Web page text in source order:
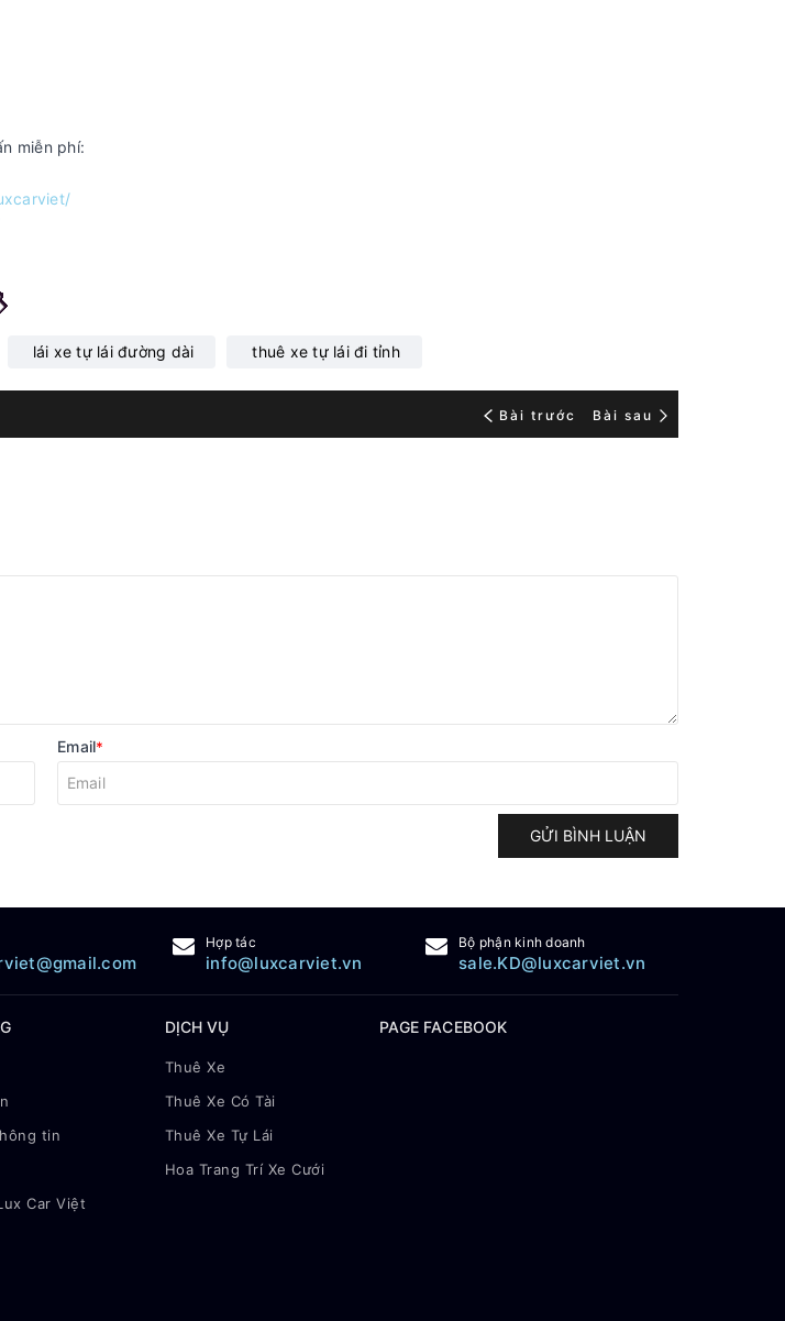
miễn phí:
lái xe tự lái đường dài thuê xe tự lái đi tỉnh
Bài trước Bài sau
Email*
GỬI BÌNH LUẬN
Hợp tác
info@luxcarviet.vn
Bộ phận kinh doanh
sale.KD@luxcarviet.vn
tin
Car Việt
DỊCH VỤ
Thuê Xe
Thuê Xe Có Tài
Thuê Xe Tự Lái
Hoa Trang Trí Xe Cưới
PAGE FACEBOOK